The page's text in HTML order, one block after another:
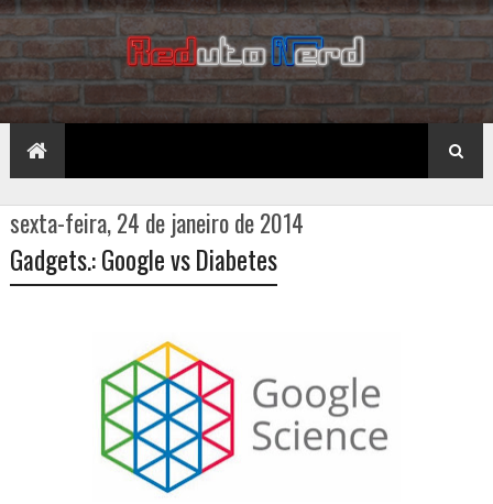
sexta-feira, 24 de janeiro de 2014
Gadgets.: Google vs Diabetes